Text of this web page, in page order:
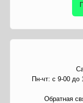
Пн-чт: с 9-00 до
Обратная